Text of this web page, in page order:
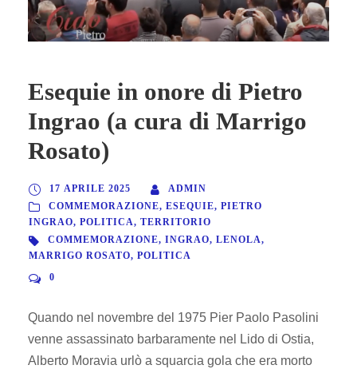
Esequie in onore di Pietro
Ingrao (a cura di Marrigo
Rosato)
17 APRILE 2025
ADMIN
COMMEMORAZIONE, ESEQUIE, PIETRO
INGRAO, POLITICA, TERRITORIO
COMMEMORAZIONE, INGRAO, LENOLA,
MARRIGO ROSATO, POLITICA
0
Quando nel novembre del 1975 Pier Paolo Pasolini
venne assassinato barbaramente nel Lido di Ostia,
Alberto Moravia urlò a squarcia gola che era morto